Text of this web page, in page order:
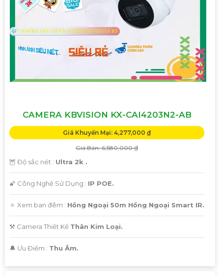
CAMERA KBVISION KX-CAI4203N2-AB
Giá Khuyến Mại: 4,277,000 ₫
Giá Bán: 6,580,000 ₫
🦉 Độ sắc nét : Ultra 2k .
🌠 Công Nghệ Sử Dụng : IP POE.
🔅 Xem ban đêm : Hồng Ngoại 50m Hồng Ngoại Smart IR.
⚒ Camera Thiết Kế Thân Kim Loại.
️🔔 Ưu Điểm : Thu Âm.